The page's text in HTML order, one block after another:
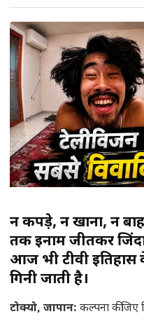
न कपड़े, न खाना, न
तक इनाम जीतकर
आज भी टीवी इतिहास
गिनी जाती है।
टोक्यो, जापान: कल्पना